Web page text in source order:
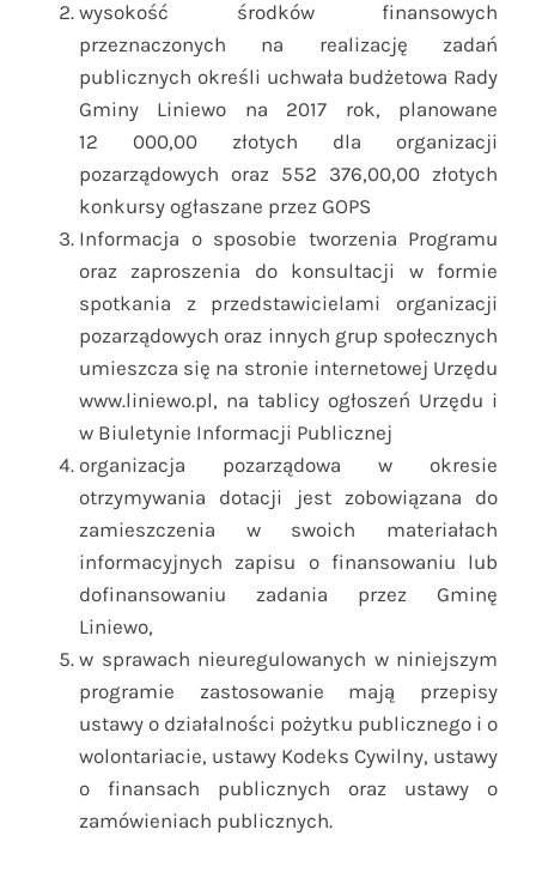
wysokość środków finansowych
przeznaczonych na realizację zadań
publicznych określi uchwała budżetowa Rady
Gminy Liniewo na 2017 rok, planowane
12 000,00 złotych dla organizacji
pozarządowych oraz 552 376,00,00 złotych
konkursy ogłaszane przez GOPS
Informacja o sposobie tworzenia Programu
oraz zaproszenia do konsultacji w formie
spotkania z przedstawicielami organizacji
pozarządowych oraz innych grup społecznych
umieszcza się na stronie internetowej Urzędu
www.liniewo.pl, na tablicy ogłoszeń Urzędu i
w Biuletynie Informacji Publicznej
organizacja pozarządowa w okresie
otrzymywania dotacji jest zobowiązana do
zamieszczenia w swoich materiałach
informacyjnych zapisu o finansowaniu lub
dofinansowaniu zadania przez Gminę
Liniewo,
w sprawach nieuregulowanych w niniejszym
programie zastosowanie mają przepisy
ustawy o działalności pożytku publicznego i o
wolontariacie, ustawy Kodeks Cywilny, ustawy
o finansach publicznych oraz ustawy o
zamówieniach publicznych.